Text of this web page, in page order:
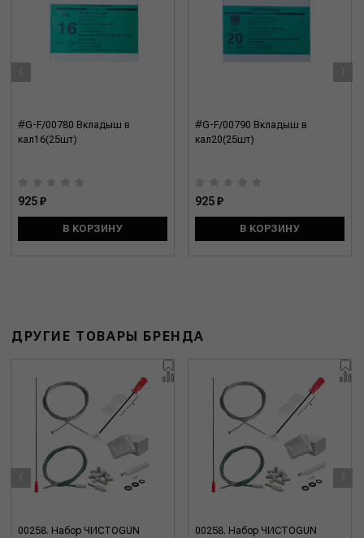
#G-F/00780 Вкладыш в
кал16(25шт)
925 ₽
В КОРЗИНУ
#G-F/00790 Вкладыш в
кал20(25шт)
925 ₽
В КОРЗИНУ
‹ ›
ДРУГИЕ ТОВАРЫ БРЕНДА
00258. Набор ЧИСТОGUN
00258. Набор ЧИСТОGUN
‹ ›